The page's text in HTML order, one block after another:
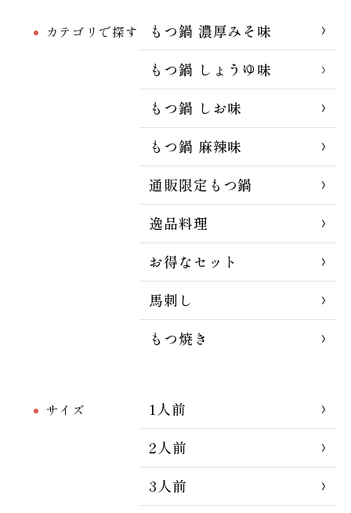
カテゴリで探す
もつ鍋 濃厚みそ味
もつ鍋 しょうゆ味
もつ鍋 しお味
もつ鍋 麻辣味
通販限定もつ鍋
逸品料理
お得なセット
馬刺し
もつ焼き
サイズ
1人前
2人前
3人前